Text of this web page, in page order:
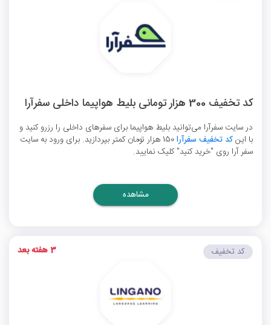
کد تخفیف 300 هزار تومانی بلیط هواپیما داخلی سفرآرا
در سایت سفرآرا می‌توانید بلیط هواپیما برای سفرهای داخلی را رزرو کنید و
با اینکد تخفیف سفرآرا
150 هزار تومان کمتر بپردازید. برای ورود به سایت
سفر آرا روی "خرید کنید" کلیک نمایید.
مشاهده
کد تخفیف 3 هفته بعد